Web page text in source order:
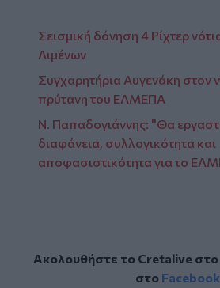
Σεισμική δόνηση 4 Ρίχτερ
Λιμένων
Συγχαρητήρια Αυγενάκη στον
πρύτανη του ΕΛΜΕΠΑ
Ν. Παπαδογιάννης: "Θα
διαφάνεια, συλλογικότητα και
αποφασιστικότητα για το
Ακολουθήστε το Cretalive στο
στο Facebook